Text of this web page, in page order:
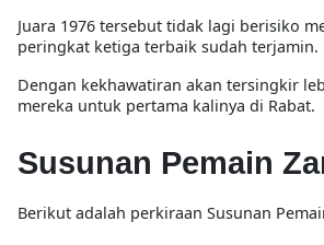
Juara 1976 tersebut tidak lagi berisiko
peringkat ketiga terbaik sudah terjamin.
Dengan kekhawatiran akan tersingkir
mereka untuk pertama kalinya di Rabat.
Susunan Pemain
Berikut adalah perkiraan Susunan